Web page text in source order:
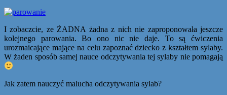
I zobaczcie, ze ŻADNA żadna z nich nie zaproponowała jeszcze
kolejnego parowania. Bo ono nic nie daje. To są ćwiczenia
urozmaicające mające na celu zapoznać dziecko z kształtem sylaby.
W żaden sposób samej nauce odczytywania tej sylaby nie pomagają
Jak zatem nauczyć malucha odczytywania sylab?